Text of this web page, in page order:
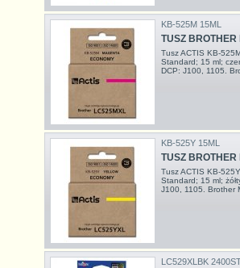
KB-525M 15ML
TUSZ
Tusz ACTIS KB-
Standard; 15 ml;
DCP: J100, 1105.
KB-525Y 15ML
TUSZ
Tusz ACTIS KB-
Standard; 15 ml;
J100, 1105. Brother
LC529XLBK